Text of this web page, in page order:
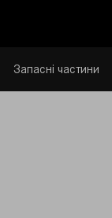
Запасні частини